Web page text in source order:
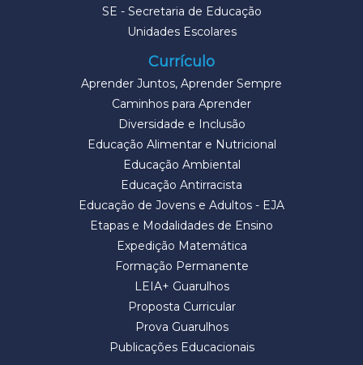
SE - Secretaria de Educação
Unidades Escolares
Currículo
Aprender Juntos, Aprender Sempre
Caminhos para Aprender
Diversidade e Inclusão
Educação Alimentar e Nutricional
Educação Ambiental
Educação Antirracista
Educação de Jovens e Adultos - EJA
Etapas e Modalidades de Ensino
Expedição Matemática
Formação Permanente
LEIA+ Guarulhos
Proposta Curricular
Prova Guarulhos
Publicações Educacionais